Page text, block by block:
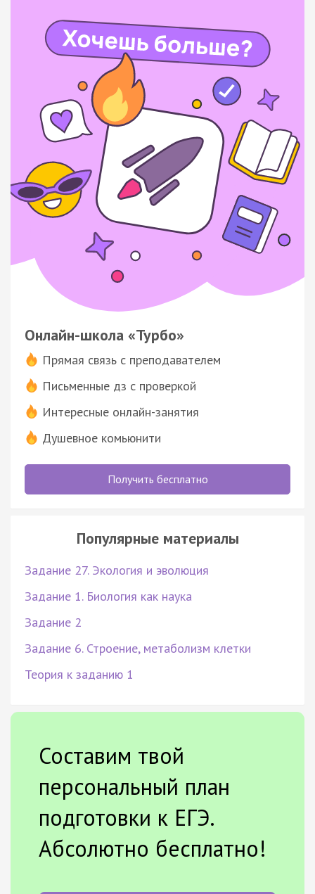
Онлайн-школа «Турбо»
Прямая связь с преподавателем
Письменные дз с проверкой
Интересные онлайн-занятия
Душевное комьюнити
Получить бесплатно
Популярные материалы
Задание 27. Экология и эволюция
Задание 1. Биология как наука
Задание 2
Задание 6. Строение, метаболизм клетки
Теория к заданию 1
Составим твой
персональный план
подготовки к ЕГЭ.
Абсолютно бесплатно!